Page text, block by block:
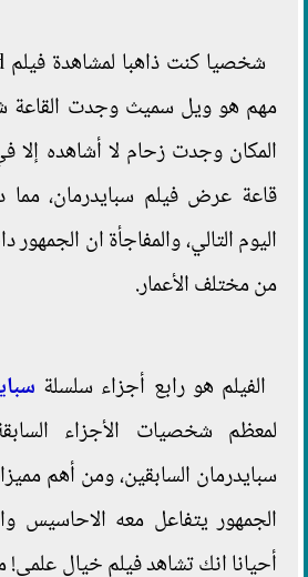
مهم هو ويل سميث وجدت القاعة
المكان وجدت زحام لا أشاهده إلا
قاعة عرض فيلم سبايدرمان، مما
اليوم التالي، والمفاجأة ان
من مختلف الأعمار.
الفيلم هو رابع أجزاء سلسلة
لمعظم شخصيات الأجزاء
سبايدرمان السابقين، ومن أهم
الجمهور يتفاعل معه الاحاسيس
أحيانا انك تشاهد فيلم خيال